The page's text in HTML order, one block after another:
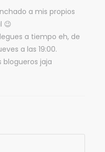
a mis propios
😉
a tiempo eh, de
a las 19:00.
blogueros jaja